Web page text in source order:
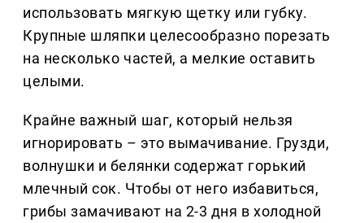
использовать мягкую щетку или губку.
Крупные шляпки целесообразно порезать
на несколько частей, а мелкие оставить
целыми.
Крайне важный шаг, который нельзя
игнорировать – это вымачивание. Грузди,
волнушки и белянки содержат горький
млечный сок. Чтобы от него избавиться,
грибы замачивают на 2-3 дня в холодной